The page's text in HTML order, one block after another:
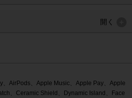
開く
AirPods、Apple Music、Apple Pay、Apple
、Ceramic Shield、Dynamic Island、Face